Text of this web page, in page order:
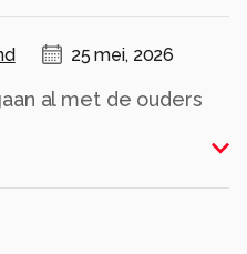
25 mei, 2026
al met de ouders